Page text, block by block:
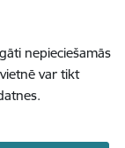
nepieciešamās
var tikt